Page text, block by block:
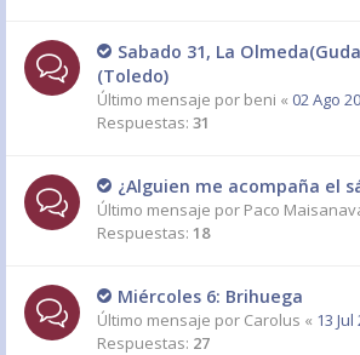
Sabado 31, La
(Toledo)
Último mensaje por beni « 02 Ago
Respuestas: 31
¿Alguien me acompaña el
Último mensaje por Paco
Respuestas: 18
Miércoles 6: Brihuega
Último mensaje por Carolus « 13
Respuestas: 27